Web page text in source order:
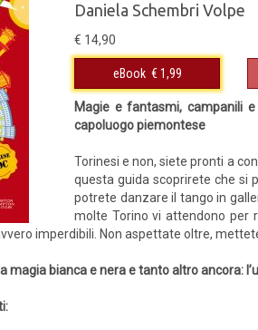
Daniela Schembri Volpe
€ 14,90
eBook € 1,99
Magie e fantasmi, campanili
capoluogo piemontese
Torinesi e non, siete pronti a
questa guida scoprirete che si
potrete danzare il tango in
molte Torino vi attendono per
imperdibili. Non aspettate oltre,
magia bianca e nera e tanto altro ancora: